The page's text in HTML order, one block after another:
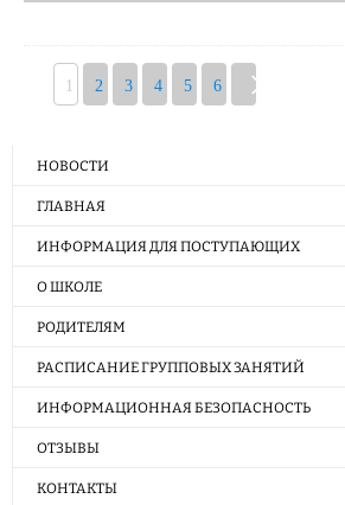
1 2 3 4 5 6
НОВОСТИ
ГЛАВНАЯ
ИНФОРМАЦИЯ ДЛЯ ПОСТУПАЮЩИХ
О ШКОЛЕ
РОДИТЕЛЯМ
РАСПИСАНИЕ ГРУППОВЫХ ЗАНЯТИЙ
ИНФОРМАЦИОННАЯ БЕЗОПАСНОСТЬ
ОТЗЫВЫ
КОНТАКТЫ